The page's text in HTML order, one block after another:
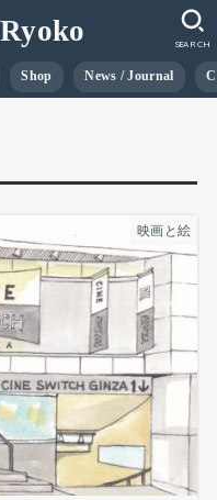
Shop News / Journal
SEARCH
映画と絵